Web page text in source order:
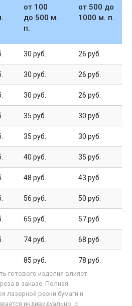
от 100
до 500 м.
п.
от 500 до
1000 м. п.
30 руб. 26 руб.
30 руб. 26 руб.
30 руб. 26 руб.
35 руб. 30 руб.
35 руб. 30 руб.
40 руб. 35 руб.
48 руб. 43 руб.
56 руб. 50 руб.
65 руб. 57 руб.
74 руб. 68 руб.
85 руб. 78 руб.
110 руб. 98 руб.
готового изделия влияет
в заказе. Полная
лазерной резки бумаги и
индивидуально, с